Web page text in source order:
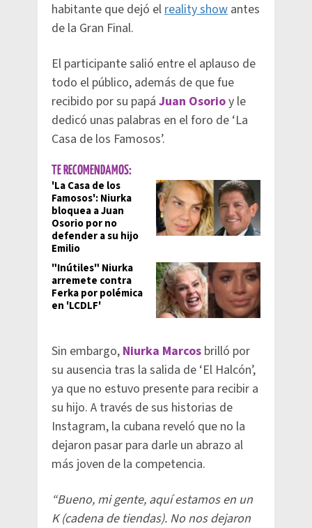
habitante que dejó elreality show antes
de la Gran Final.
El participante salió entre el aplauso de
todo el público, además de que fue
recibido por su papá Juan Osorioy le
dedicó unas palabras en el foro de ‘La
Casa de los Famosos’.
TE RECOMENDAMOS:
'La Casa de los
Famosos': Niurka
bloquea a Juan
Osorio por no
defender a su hijo
Emilio
"Inútiles" Niurka
arremete contra
Ferka por polémica
en 'LCDLF'
Sin embargo, Niurka Marcos brilló por
su ausencia tras la salida de ‘El Halcón’,
ya que no estuvo presente para recibir a
su hijo. A través de sus historias de
Instagram, la cubana reveló que no la
dejaron pasar para darle un abrazo al
más joven de la competencia.
“Bueno, mi gente, aquí estamos en un
K (cadena de tiendas). No nos dejaron